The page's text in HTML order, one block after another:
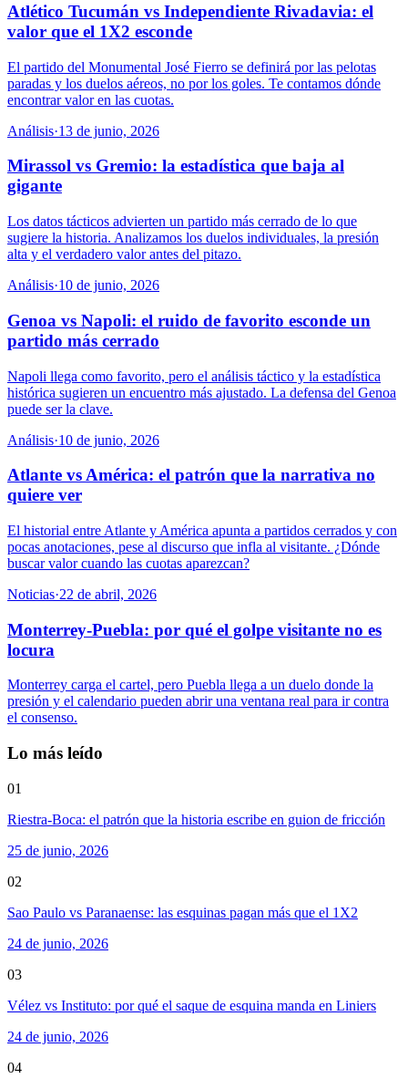
Atlético Tucumán vs Independiente Rivadavia: el
valor que el 1X2 esconde
El partido del Monumental José Fierro se definirá por las pelotas
paradas y los duelos aéreos, no por los goles. Te contamos dónde
encontrar valor en las cuotas.
Análisis·13 de junio, 2026
Mirassol vs Gremio: la estadística que baja al
gigante
Los datos tácticos advierten un partido más cerrado de lo que
sugiere la historia. Analizamos los duelos individuales, la presión
alta y el verdadero valor antes del pitazo.
Análisis·10 de junio, 2026
Genoa vs Napoli: el ruido de favorito esconde un
partido más cerrado
Napoli llega como favorito, pero el análisis táctico y la estadística
histórica sugieren un encuentro más ajustado. La defensa del Genoa
puede ser la clave.
Análisis·10 de junio, 2026
Atlante vs América: el patrón que la narrativa no
quiere ver
El historial entre Atlante y América apunta a partidos cerrados y con
pocas anotaciones, pese al discurso que infla al visitante. ¿Dónde
buscar valor cuando las cuotas aparezcan?
Noticias·22 de abril, 2026
Monterrey-Puebla: por qué el golpe visitante no es
locura
Monterrey carga el cartel, pero Puebla llega a un duelo donde la
presión y el calendario pueden abrir una ventana real para ir contra
el consenso.
Lo más leído
01
Riestra-Boca: el patrón que la historia escribe en guion de fricción
25 de junio, 2026
02
Sao Paulo vs Paranaense: las esquinas pagan más que el 1X2
24 de junio, 2026
03
Vélez vs Instituto: por qué el saque de esquina manda en Liniers
24 de junio, 2026
04